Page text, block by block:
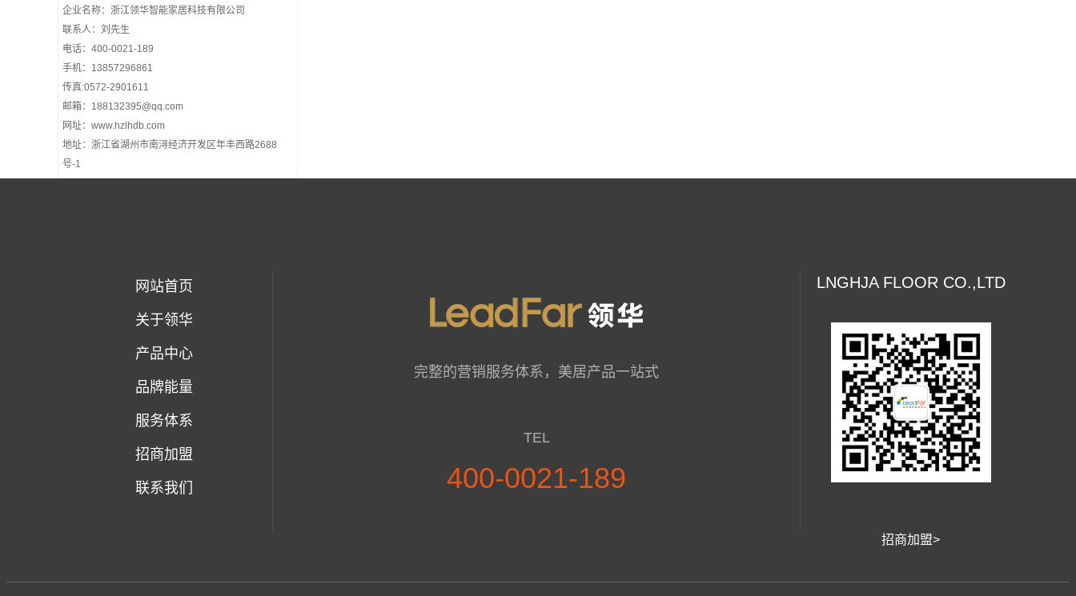
企业名称：浙江领华智能家居科技有限公司
联系人：刘先生
电话：400-0021-189
手机：13857296861
传真:0572-2901611
邮箱：188132395@qq.com
网址：www.hzlhdb.com
地址：浙江省湖州市南浔经济开发区年丰西路2688
号-1
网站首页
关于领华
产品中心
品牌能量
服务体系
招商加盟
联系我们
完整的营销服务体系，美居产品一站式
TEL
400-0021-189
LNGHJA FLOOR CO.,LTD
招商加盟>